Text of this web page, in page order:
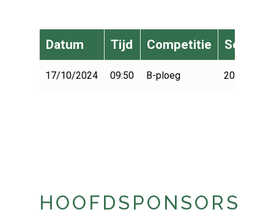
Datum Tijd Competitie Seizoen
17/10/2024 09:50 B-ploeg 2024-2025
HOOFDSPONSORS